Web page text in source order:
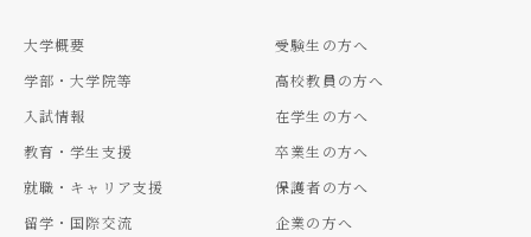
大学概要
学部・大学院等
入試情報
教育・学生支援
就職・キャリア支援
留学・国際交流
受験生の方へ
高校教員の方へ
在学生の方へ
卒業生の方へ
保護者の方へ
企業の方へ